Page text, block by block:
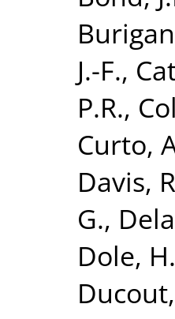
J.-F.,
P.R.,
Curto,
Davis,
G.,
Dole, H.